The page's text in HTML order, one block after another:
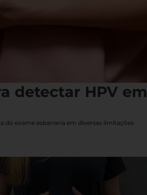
detectar HPV em
do exame esbarraria em diversas limitações